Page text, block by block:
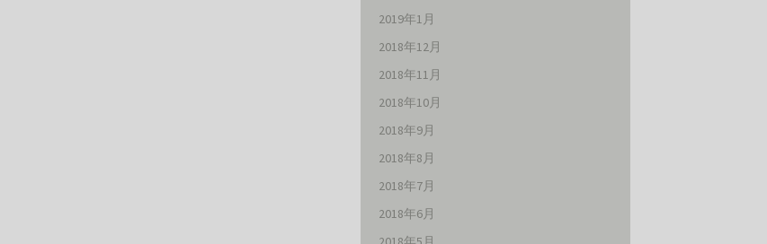
2019年1月
2018年12月
2018年11月
2018年10月
2018年9月
2018年8月
2018年7月
2018年6月